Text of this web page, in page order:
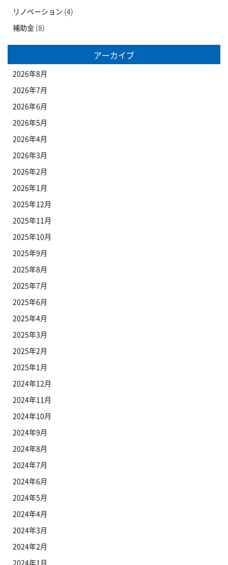
リノベーション (4)
補助金 (8)
アーカイブ
2026年8月
2026年7月
2026年6月
2026年5月
2026年4月
2026年3月
2026年2月
2026年1月
2025年12月
2025年11月
2025年10月
2025年9月
2025年8月
2025年7月
2025年6月
2025年4月
2025年3月
2025年2月
2025年1月
2024年12月
2024年11月
2024年10月
2024年9月
2024年8月
2024年7月
2024年6月
2024年5月
2024年4月
2024年3月
2024年2月
2024年1月